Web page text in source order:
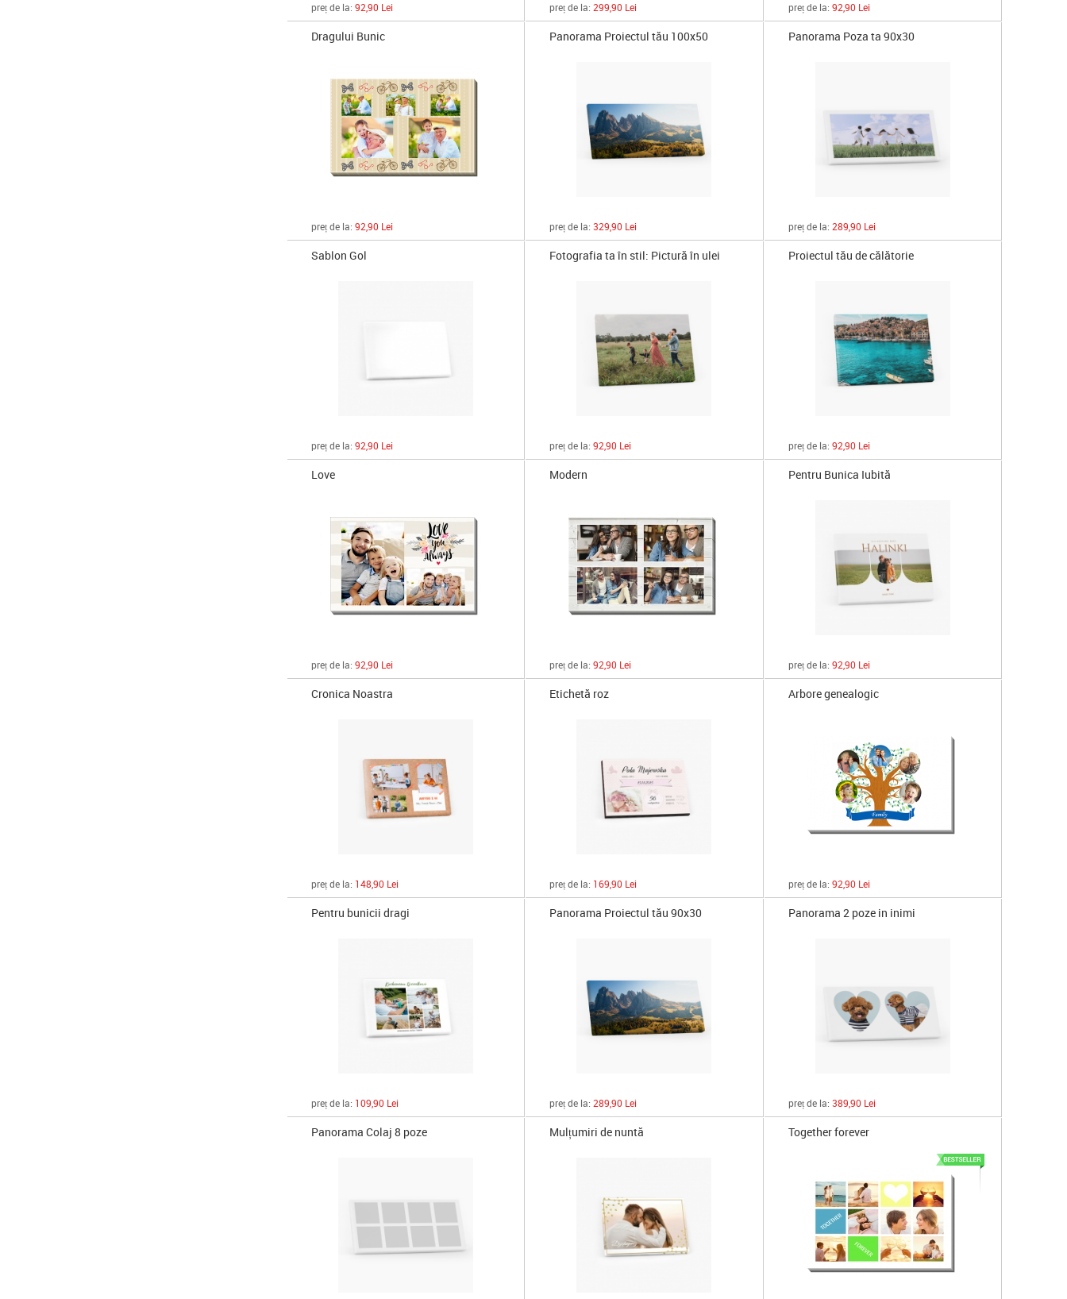
preț de la: 92,90 Lei preț de la: 299,90 Lei preț de la: 92,90 Lei
Dragului Bunic
preț de la: 92,90 Lei
Panorama Proiectul tău 100x50
preț de la: 329,90 Lei
Panorama Poza ta 90x30
preț de la: 289,90 Lei
Sablon Gol
preț de la: 92,90 Lei
Fotografia ta în stil: Pictură în ulei
preț de la: 92,90 Lei
Proiectul tău de călătorie
preț de la: 92,90 Lei
Love
preț de la: 92,90 Lei
Modern
preț de la: 92,90 Lei
Pentru Bunica Iubită
preț de la: 92,90 Lei
Cronica Noastra
preț de la: 148,90 Lei
Etichetă roz
preț de la: 169,90 Lei
Arbore genealogic
preț de la: 92,90 Lei
Pentru bunicii dragi
preț de la: 109,90 Lei
Panorama Proiectul tău 90x30
preț de la: 289,90 Lei
Panorama 2 poze in inimi
preț de la: 389,90 Lei
Panorama Colaj 8 poze Mulțumiri de nuntă Together forever